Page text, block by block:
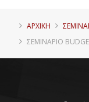
ΑΡΧΙΚΗ
ΣΕΜΙΝΆΡΙΟ